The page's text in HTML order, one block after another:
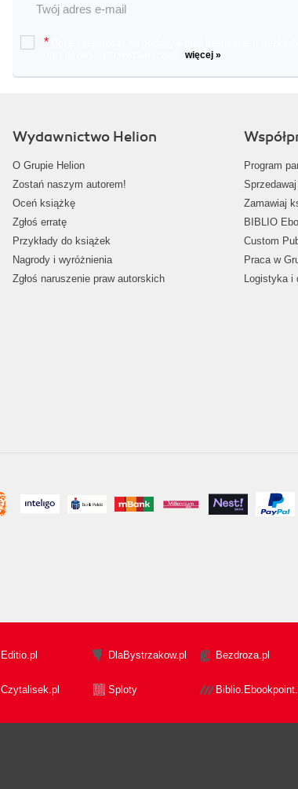
*
więcej »
Wydawnictwo Helion
O Grupie Helion
Zostań naszym autorem!
Oceń książkę
Zgłoś erratę
Przykłady do książek
Nagrody i wyróżnienia
Zgłoś naruszenie praw autorskich
Program
Zamawiaj
BIBLIO
Custom
Praca w
Logistyka i
Editio.pl DlaBystrzakow.pl Bezdroza.pl
Czytalisek.pl Sploty